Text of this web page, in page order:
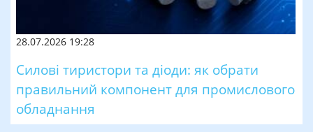
28.07.2026 19:28
Силові тиристори та діоди: як обрати
правильний компонент для промислового
обладнання